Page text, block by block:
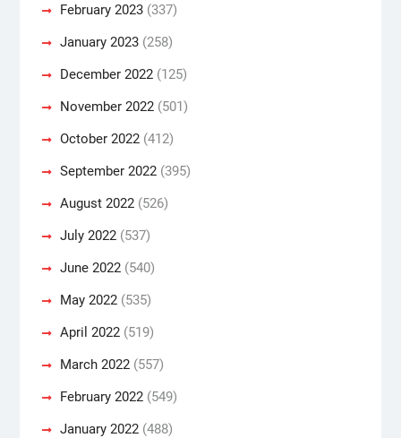
February 2023(337)
January 2023(258)
December 2022(125)
November 2022(501)
October 2022(412)
September 2022(395)
August 2022(526)
July 2022(537)
June 2022(540)
May 2022(535)
April 2022(519)
March 2022(557)
February 2022(549)
January 2022(488)